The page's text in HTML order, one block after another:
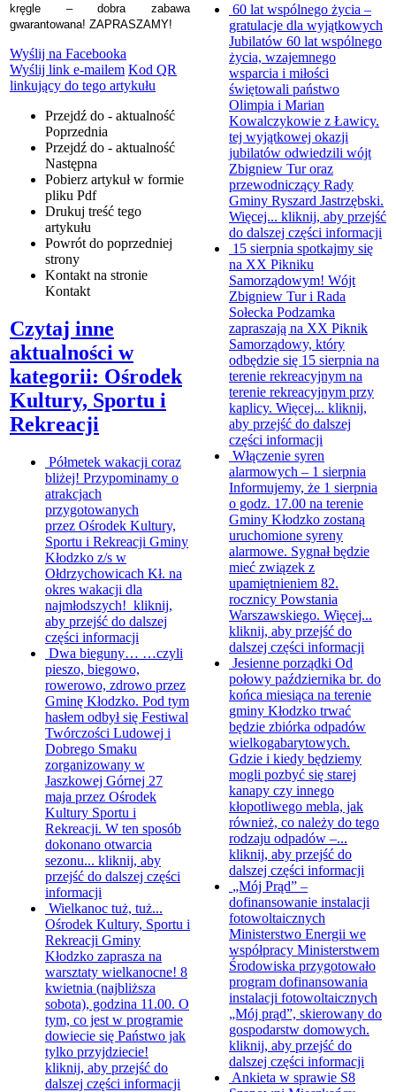
kręgle – dobra zabawa
gwarantowana! ZAPRASZAMY!
Wyślij na Facebooka
Wyślij link e-mailem Kod QR
linkujący do tego artykułu
Przejdź do - aktualność
Poprzednia
Przejdź do - aktualność
Następna
Pobierz artykuł w formie
pliku Pdf
Drukuj treść tego
artykułu
Powrót do poprzedniej
strony
Kontakt na stronie
Kontakt
Czytaj inne
aktualności w
kategorii: Ośrodek
Kultury, Sportu i
Rekreacji
Półmetek wakacji coraz
bliżej! Przypominamy o
atrakcjach
przygotowanych
przez Ośrodek Kultury,
Sportu i Rekreacji Gminy
Kłodzko z/s w
Ołdrzychowicach Kł. na
okres wakacji dla
najmłodszych! kliknij,
aby przejść do dalszej
części informacji
Dwa bieguny… …czyli
pieszo, biegowo,
rowerowo, zdrowo przez
Gminę Kłodzko. Pod tym
hasłem odbył się Festiwal
Twórczości Ludowej i
Dobrego Smaku
zorganizowany w
Jaszkowej Górnej 27
maja przez Ośrodek
Kultury Sportu i
Rekreacji. W ten sposób
dokonano otwarcia
sezonu... kliknij, aby
przejść do dalszej części
informacji
Wielkanoc tuż, tuż...
Ośrodek Kultury, Sportu i
Rekreacji Gminy
Kłodzko zaprasza na
warsztaty wielkanocne! 8
kwietnia (najbliższa
sobota), godzina 11.00. O
tym, co jest w programie
dowiecie się Państwo jak
tylko przyjdziecie!
kliknij, aby przejść do
dalszej części informacji
60 lat wspólnego życia –
gratulacje dla wyjątkowych
Jubilatów 60 lat wspólnego
życia, wzajemnego
wsparcia i miłości
świętowali państwo
Olimpia i Marian
Kowalczykowie z Ławicy.
tej wyjątkowej okazji
jubilatów odwiedzili wójt
Zbigniew Tur oraz
przewodniczący Rady
Gminy Ryszard Jastrzębski.
Więcej... kliknij, aby przejść
do dalszej części informacji
15 sierpnia spotkajmy się
na XX Pikniku
Samorządowym! Wójt
Zbigniew Tur i Rada
Sołecka Podzamka
zapraszają na XX Piknik
Samorządowy, który
odbędzie się 15 sierpnia na
terenie rekreacyjnym na
terenie rekreacyjnym przy
kaplicy. Więcej... kliknij,
aby przejść do dalszej
części informacji
Włączenie syren
alarmowych – 1 sierpnia
Informujemy, że 1 sierpnia
o godz. 17.00 na terenie
Gminy Kłodzko zostaną
uruchomione syreny
alarmowe. Sygnał będzie
mieć związek z
upamiętnieniem 82.
rocznicy Powstania
Warszawskiego. Więcej...
kliknij, aby przejść do
dalszej części informacji
Jesienne porządki Od
połowy października br. do
końca miesiąca na terenie
gminy Kłodzko trwać
będzie zbiórka odpadów
wielkogabarytowych.
Gdzie i kiedy będziemy
mogli pozbyć się starej
kanapy czy innego
kłopotliwego mebla, jak
również, co należy do tego
rodzaju odpadów –...
kliknij, aby przejść do
dalszej części informacji
„Mój Prąd” –
dofinansowanie instalacji
fotowoltaicznych
Ministerstwo Energii we
współpracy Ministerstwem
Środowiska przygotowało
program dofinansowania
instalacji fotowoltaicznych
„Mój prąd”, skierowany do
gospodarstw domowych.
kliknij, aby przejść do
dalszej części informacji
Ankieta w sprawie S8